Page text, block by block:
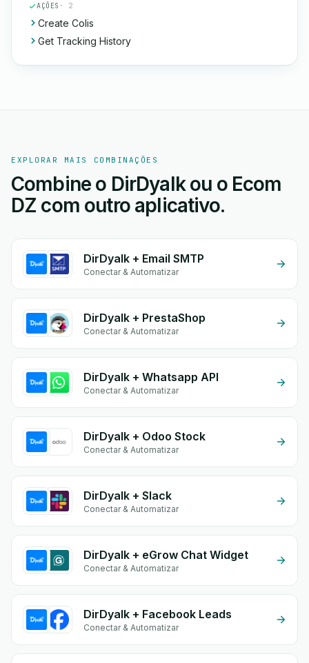
AÇÕES · 2
Create Colis
Get Tracking History
EXPLORAR MAIS COMBINAÇÕES
Combine o DirDyalk ou o Ecom
DZ com outro aplicativo.
DirDyalk + Email SMTP
Conectar & Automatizar
DirDyalk + PrestaShop
Conectar & Automatizar
DirDyalk + Whatsapp API
Conectar & Automatizar
DirDyalk + Odoo Stock
Conectar & Automatizar
DirDyalk + Slack
Conectar & Automatizar
DirDyalk + eGrow Chat Widget
Conectar & Automatizar
DirDyalk + Facebook Leads
Conectar & Automatizar